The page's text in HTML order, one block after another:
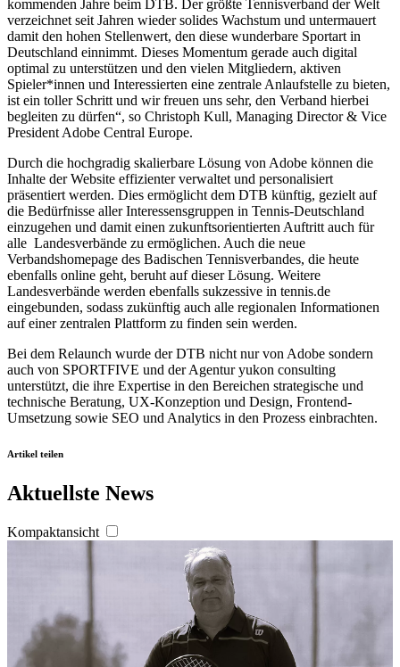
Wir verwenden Cookies, um Inhalte und Anzeigen zu
personalisieren, Funktionen für soziale Medien anbieten
zu können und die Zugriffe auf unsere Website zu
analysieren. Außerdem geben wir Informationen zu Ihrer
Verwendung unserer Website an unsere Partner für
soziale Medien, Werbung und Analysen weiter. Unsere
Partner führen diese Informationen möglicherweise mit
weiteren Daten zusammen, die Sie ihnen bereitgestellt
haben oder die sie im Rahmen Ihrer Nutzung der Dienste
gesammelt haben. DieCookie-Einstellungenkönnen
jederzeit über den Link im Footer aufgerufen und
angepasst werden.
kommenden Jahre beim DTB. Der größte Tennisverband der Welt
verzeichnet seit Jahren wieder solides Wachstum und untermauert
damit den hohen Stellenwert, den diese wunderbare Sportart in
Deutschland einnimmt. Dieses Momentum gerade auch digital
optimal zu unterstützen und den vielen Mitgliedern, aktiven
Spieler*innen und Interessierten eine zentrale Anlaufstelle zu bieten,
ist ein toller Schritt und wir freuen uns sehr, den Verband hierbei
begleiten zu dürfen“, so Christoph Kull, Managing Director & Vice
President Adobe Central Europe.
Durch die hochgradig skalierbare Lösung von Adobe können die
Inhalte der Website effizienter verwaltet und personalisiert
präsentiert werden. Dies ermöglicht dem DTB künftig, gezielt auf
die Bedürfnisse aller Interessensgruppen in Tennis-Deutschland
einzugehen und damit einen zukunftsorientierten Auftritt auch für
alle Landesverbände zu ermöglichen. Auch die neue
Verbandshomepage des Badischen Tennisverbandes, die heute
ebenfalls online geht, beruht auf dieser Lösung. Weitere
Landesverbände werden ebenfalls sukzessive in tennis.de
eingebunden, sodass zukünftig auch alle regionalen Informationen
auf einer zentralen Plattform zu finden sein werden.
Bei dem Relaunch wurde der DTB nicht nur von Adobe sondern
auch von SPORTFIVE und der Agentur yukon consulting
unterstützt, die ihre Expertise in den Bereichen strategische und
technische Beratung, UX-Konzeption und Design, Frontend-
Umsetzung sowie SEO und Analytics in den Prozess einbrachten.
Artikel teilen
Aktuellste News
Kompaktansicht